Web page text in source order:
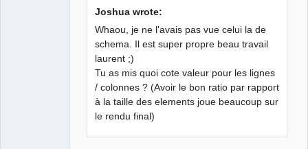
Joshua wrote:
Whaou, je ne l'avais pas vue celui la de
schema. Il est super propre beau travail
laurent ;)
Tu as mis quoi cote valeur pour les lignes
/ colonnes ? (Avoir le bon ratio par rapport
à la taille des elements joue beaucoup sur
le rendu final)